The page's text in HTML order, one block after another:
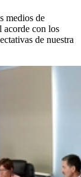
medios de
acorde con los
de nuestra